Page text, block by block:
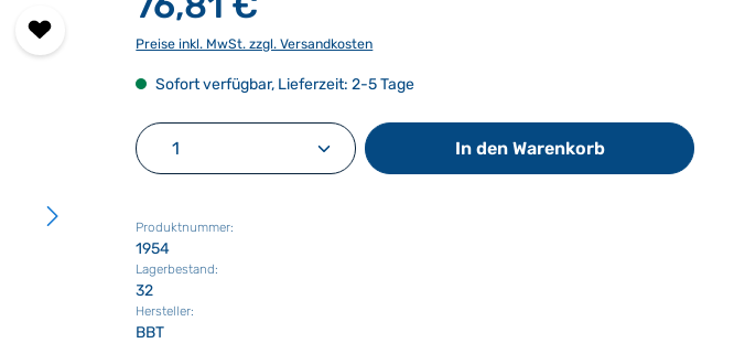
Preise inkl. MwSt. zzgl. Versandkosten
Sofort verfügbar, Lieferzeit: 2-5 Tage
Produkt Anzahl: Gib den gewünschten Wert ein
In den Warenkorb
Produktnummer:
1954
Lagerbestand:
32
Hersteller:
BBT